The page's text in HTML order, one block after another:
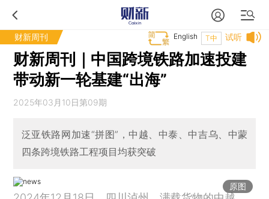
财新周刊 试听
T中
English
财新周刊｜中国跨境铁路加速投建
带动新一轮基建“出海”
2025年03月10日第09期
泛亚铁路网加速“拼图”，中越、中泰、中吉乌、中蒙
四条跨境铁路工程项目均获突破
原图